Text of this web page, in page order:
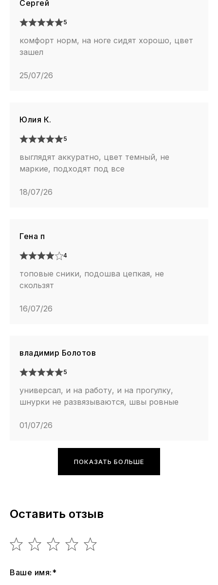
Сергей
5
комфорт норм, на ноге сидят хорошо, цвет
зашел
25/07/26
Юлия К.
5
выглядят аккуратно, цвет темный, не
маркие, подходят под все
18/07/26
Гена п
4
топовые сники, подошва цепкая, не
скользят
16/07/26
владимир Болотов
5
универсал, и на работу, и на прогулку,
шнурки не развязываются, швы ровные
01/07/26
ПОКАЗАТЬ БОЛЬШЕ
Оставить отзыв
Ваше имя:*